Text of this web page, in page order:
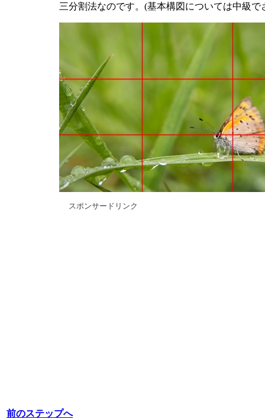
三分割法なのです。(基本構図については中級
スポンサードリンク
前のステップへ